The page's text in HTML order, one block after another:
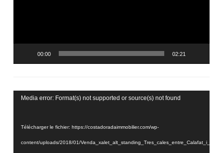
00:00 02:21
Lecteur
Media error: Format(s) not supported or source(s) not found
Télécharger le fichier: https://costadoradaimmobilier.com/wp-
content/uploads/2018/01/